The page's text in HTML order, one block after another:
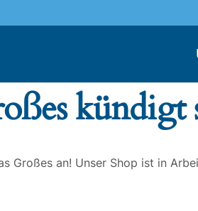
kündigt
Großes an! Unser Shop ist in